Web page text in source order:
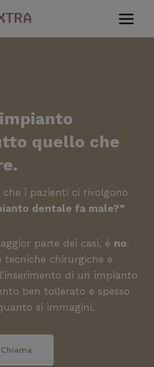
quello che
i pazienti ci rivolgono
dentale fa male?”
parte dei casi, è no.
tecniche chirurgiche e
di un impianto
ben tollerato e spesso
si immagini.
Chiama